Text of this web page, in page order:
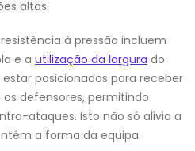
altas.
à pressão incluem
e a utilização da largura do
posicionados para receber
defensores, permitindo
ataques. Isto não só alivia a
a forma da equipa.